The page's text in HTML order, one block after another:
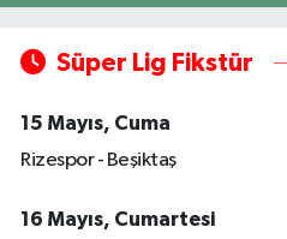
Süper Lig Fikstür
15 Mayıs, Cuma
Rizespor - Beşiktaş
16 Mayıs, Cumartesi